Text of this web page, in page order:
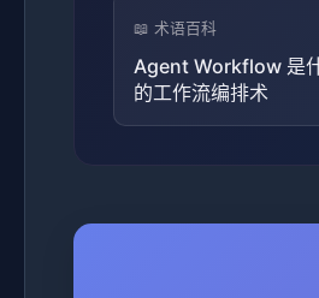
📖 术语百科
Agent Workflow 是
的工作流编排术